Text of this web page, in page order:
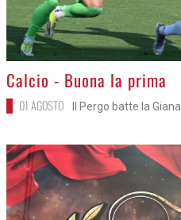
>
Calcio - Buona la prima
01 AGOSTO Il Pergo batte la Giana